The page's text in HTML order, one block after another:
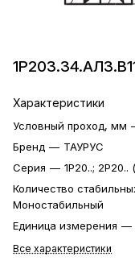
Характеристики
Условный проход, мм
Бренд — ТАУРУС
Серия — 1Р20..; 2Р20..
Количество
Моностабильный
Единица измерения —
Все характеристики